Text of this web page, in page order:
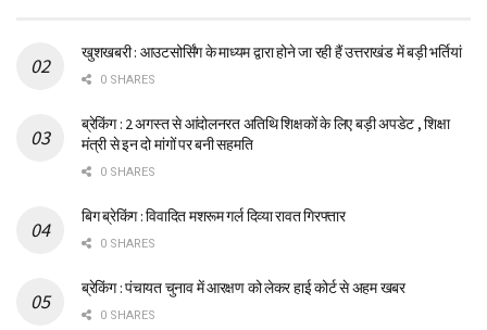
खुशखबरी : आउटसोर्सिंग के माध्यम द्वारा होने जा रही हैं उत्तराखंड में बड़ी भर्तियां
0 SHARES
ब्रेकिंग : 2 अगस्त से आंदोलनरत अतिथि शिक्षकों के लिए बड़ी अपडेट , शिक्षा
मंत्री से इन दो मांगों पर बनी सहमति
0 SHARES
बिग ब्रेकिंग : विवादित मशरूम गर्ल दिव्या रावत गिरफ्तार
0 SHARES
ब्रेकिंग : पंचायत चुनाव में आरक्षण को लेकर हाई कोर्ट से अहम खबर
0 SHARES